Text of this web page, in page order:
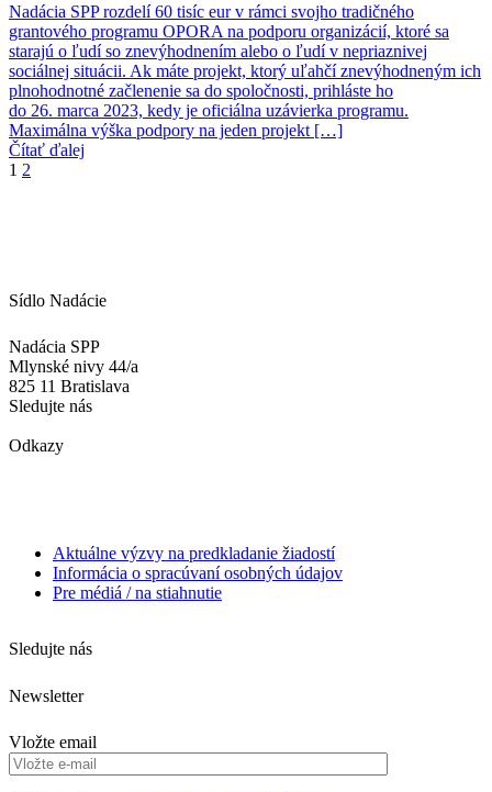
Nadácia SPP rozdelí 60 tisíc eur v rámci svojho tradičného
grantového programu OPORA na podporu organizácií, ktoré sa
starajú o ľudí so znevýhodnením alebo o ľudí v nepriaznivej
sociálnej situácii. Ak máte projekt, ktorý uľahčí znevýhodneným ich
plnohodnotné začlenenie sa do spoločnosti, prihláste ho
do 26. marca 2023, kedy je oficiálna uzávierka programu.
Maximálna výška podpory na jeden projekt […]
Čítať ďalej
1 2
Sídlo Nadácie
Nadácia SPP
Mlynské nivy 44/a
825 11 Bratislava
Sledujte nás
Odkazy
Aktuálne výzvy na predkladanie žiadostí
Informácia o spracúvaní osobných údajov
Pre médiá / na stiahnutie
Sledujte nás
Newsletter
Vložte email